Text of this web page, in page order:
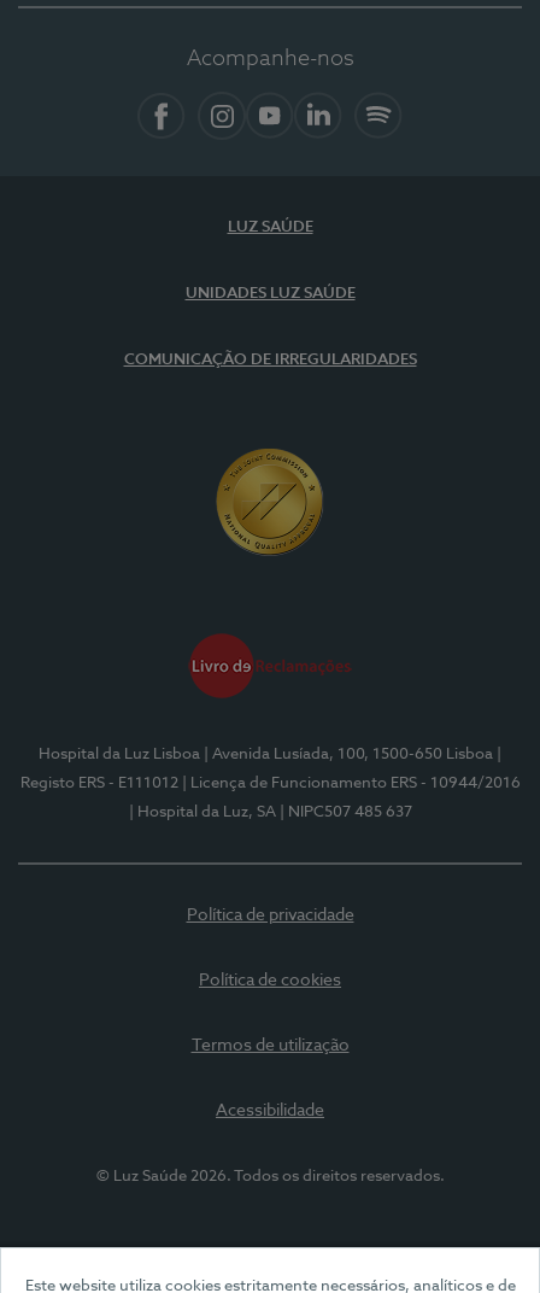
Este website utiliza cookies estritamente necessários, analíticos e de
Acompanhe-nos
LUZ SAÚDE
UNIDADES LUZ SAÚDE
COMUNICAÇÃO DE IRREGULARIDADES
Hospital da Luz Lisboa | Avenida Lusíada, 100, 1500-650 Lisboa
Registo ERS - E111012
| Licença de Funcionamento ERS - 10944/2016
| Hospital da Luz, SA
| NIPC507 485 637
Política de privacidade
Política de cookies
Termos de utilização
Acessibilidade
© Luz Saúde 2026. Todos os direitos reservados.